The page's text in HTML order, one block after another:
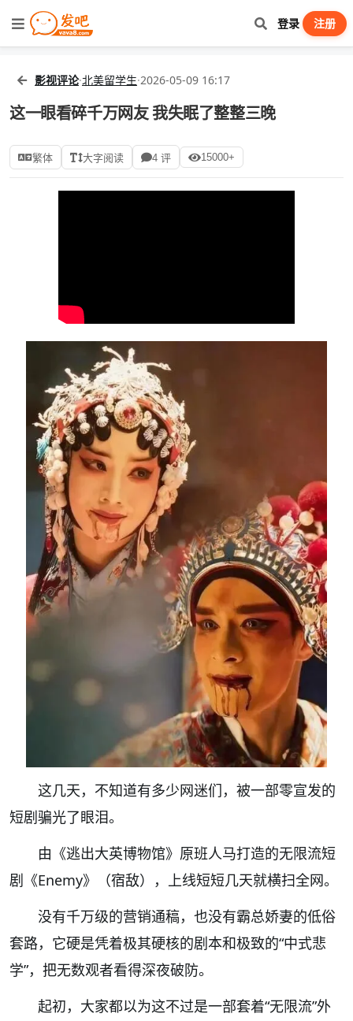
登录 注册
影视评论·北美留学生·2026-05-09 16:17
这一眼看碎千万网友 我失眠了整整三晚
繁体 大字阅读 4 评 15000+
这几天，不知道有多少网迷们，被一部零宣发的
短剧骗光了眼泪。
由《逃出大英博物馆》原班人马打造的无限流短
剧《Enemy》（宿敌），上线短短几天就横扫全网。
没有千万级的营销通稿，也没有霸总娇妻的低俗
套路，它硬是凭着极其硬核的剧本和极致的“中式悲
学”，把无数观者看得深夜破防。
起初，大家都以为这不过是一部套着“无限流”外